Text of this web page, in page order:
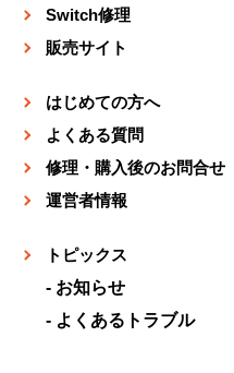
Switch修理
販売サイト
はじめての方へ
よくある質問
修理・購入後のお問合せ
運営者情報
トピックス
お知らせ
よくあるトラブル